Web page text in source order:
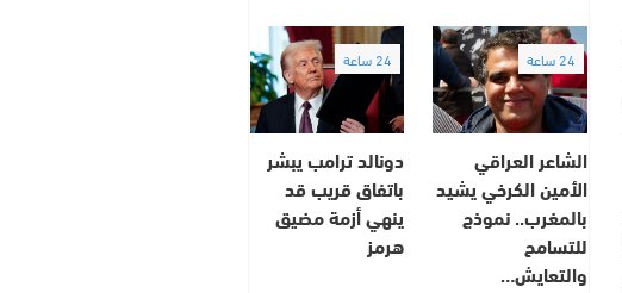
24 ساعة
الشاعر العراقي
الأمين الكرخي يشيد
بالمغرب.. نموذج
للتسامح
والتعايش…
24 ساعة
دونالد ترامب يبشر
باتفاق قريب قد
ينهي أزمة مضيق
هرمز